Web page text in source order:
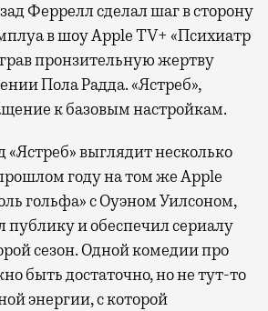
Феррелл сделал шаг в сторону
в шоу Apple TV+ «Психиатр
пронзительную жертву
Пола Радда. «Ястреб»,
к базовым настройкам.
«Ястреб» выглядит несколько
году на том же Apple
гольфа» с Оуэном Уилсоном,
публику и обеспечил сериалу
сезон. Одной комедии про
быть достаточно, но не тут-то
энергии, с которой